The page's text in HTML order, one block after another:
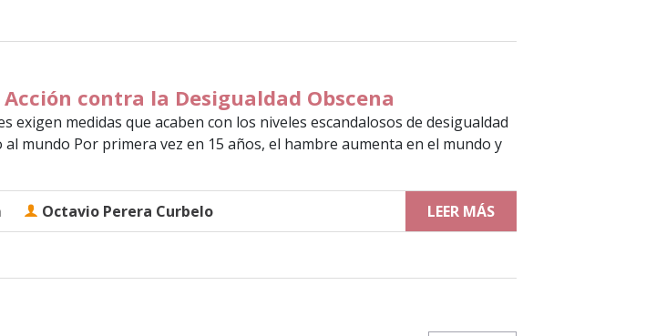
contra la Desigualdad Obscena
exigen medidas que acaben con los niveles escandalosos de desigualdad
mundo Por primera vez en 15 años, el hambre aumenta en el mundo y
Octavio Perera Curbelo LEER MÁS